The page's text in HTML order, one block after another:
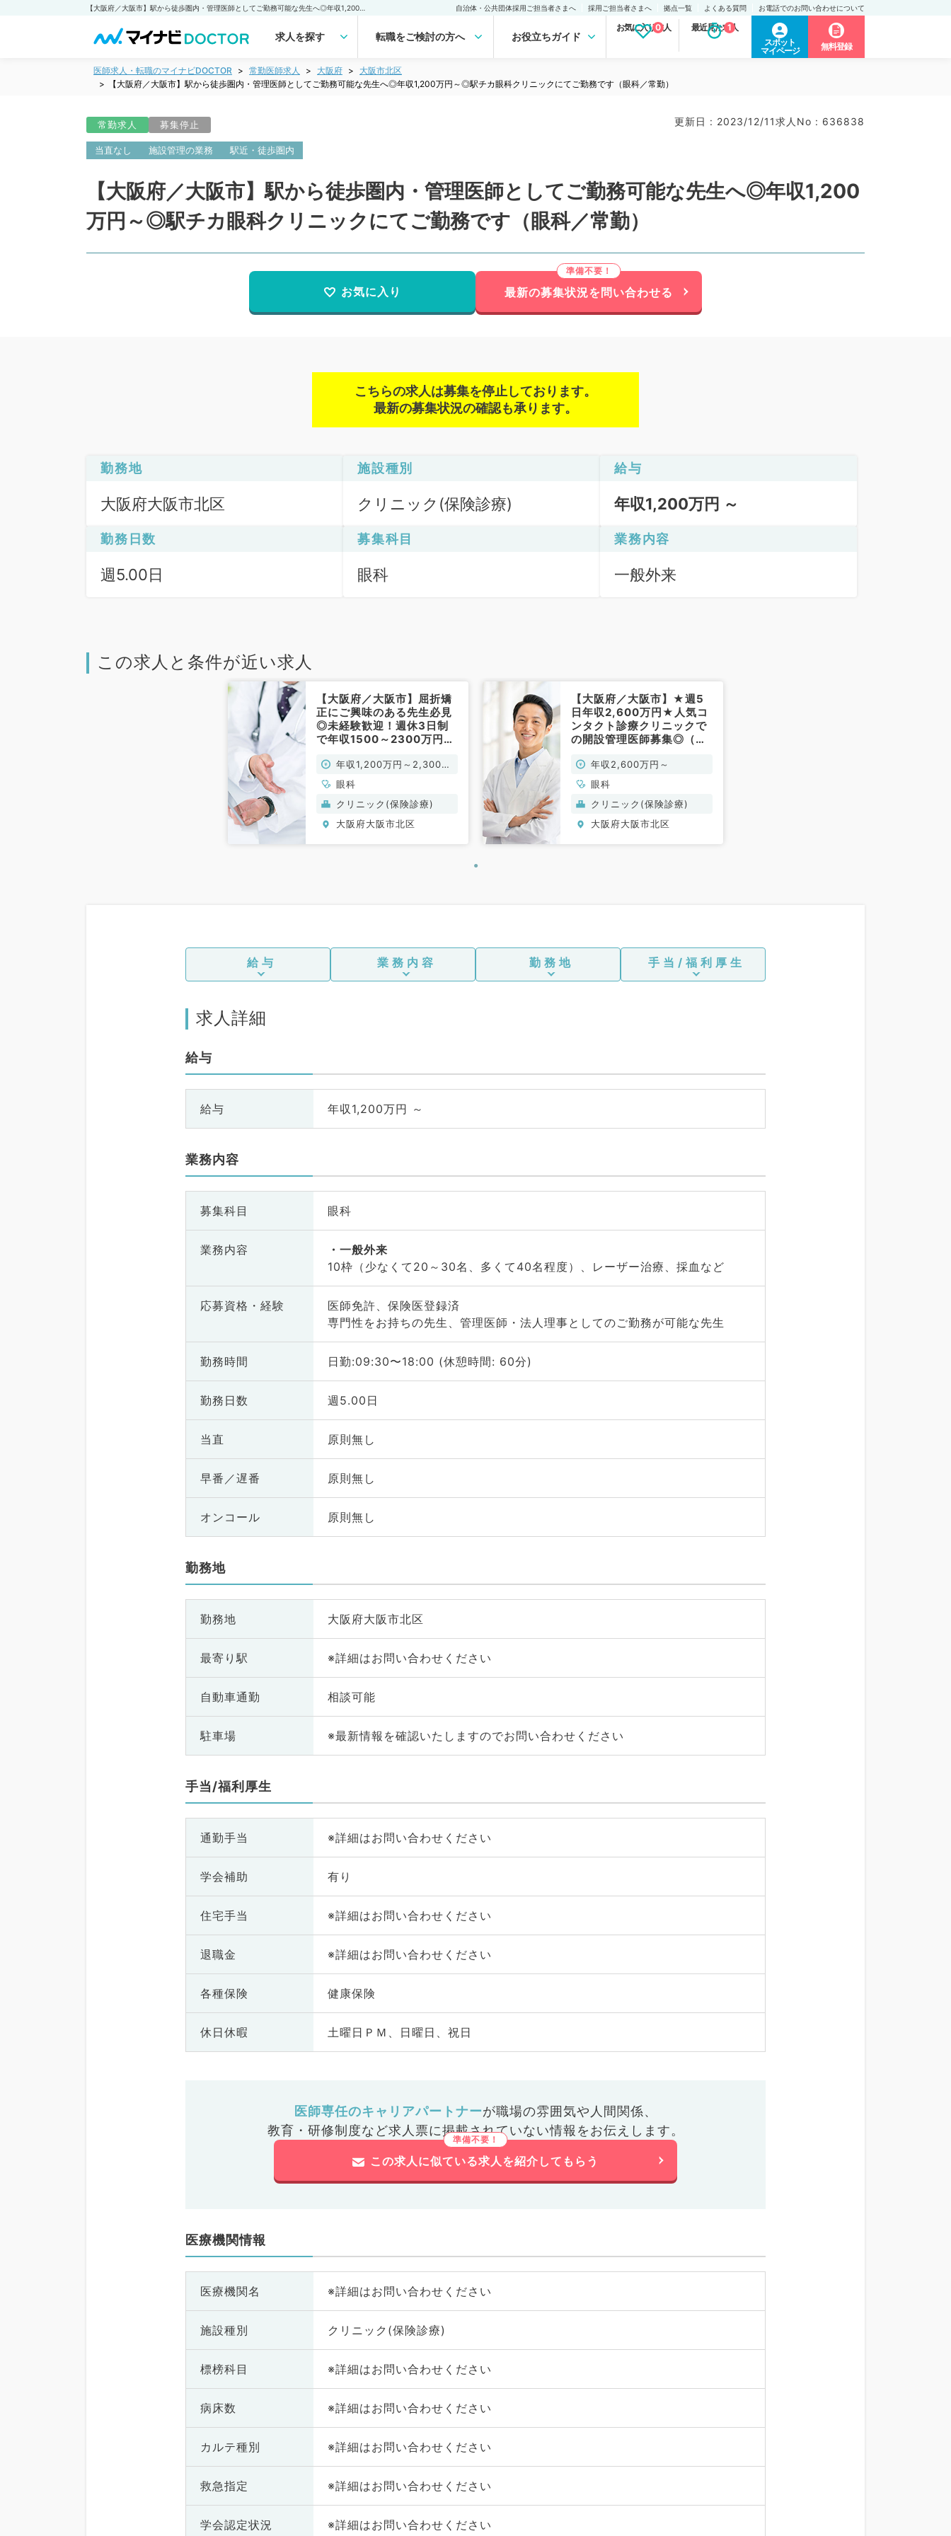
自治体・公共団体採用ご担当者さまへ 採用ご担当者さまへ 拠点一覧 よくある質問 お電話でのお問い合わせについて
求人を探す 転職をご検討の方へ お役立ちガイド
お気に入り求人
0 最近見た求人
1
スポット
マイページ
無料登録
医師求人・転職のマイナビDOCTOR 常勤医師求人 大阪府
大阪市北区
【大阪府／大阪市】駅から徒歩圏内・管理医師としてご勤務可能な先生へ◎年収1,200万円～◎駅チカ眼科クリニックにてご勤務です（眼科／常勤）
常勤求人 募集停止 更新日 : 2023/12/11求人No : 636838
当直なし 施設管理の業務 駅近・徒歩圏内
【大阪府／大阪市】駅から徒歩圏内・管理医師としてご勤務可能な先生へ◎年収1,200
万円～◎駅チカ眼科クリニックにてご勤務です（眼科／常勤）
お気に入り 最新の募集状況を問い合わせる
こちらの求人は募集を停止しております。
最新の募集状況の確認も承ります。
勤務地
大阪府大阪市北区
施設種別
クリニック(保険診療)
給与
年収1,200万円 ～
勤務日数
週5.00日
募集科目
眼科
業務内容
一般外来
この求人と条件が近い求人
【大阪府／大阪市】屈折矯
正にご興味のある先生必見
◎未経験歓迎！週休3日制
で年収1500～2300万円★
のご案内♪（眼科／常勤）
年収1,200万円～2,300万
円
眼科
クリニック(保険診療)
大阪府大阪市北区
【大阪府／大阪市】★週5
日年収2,600万円★人気コ
ンタクト診療クリニックで
の開設管理医師募集◎（科
年収2,600万円～
眼科
クリニック(保険診療)
大阪府大阪市北区
給与 業務内容 勤務地 手当/福利厚生
求人詳細
給与
給与 年収1,200万円 ～
業務内容
募集科目 眼科
業務内容
一般外来
10枠（少なくて20～30名、多くて40名程度）、レーザー治療、採血など
応募資格・ 経験
医師免許、保険医登録済
専門性をお持ちの先生、管理医師・法人理事としてのご勤務が可能な先生
勤務時間 日勤:09:30〜18:00 (休憩時間: 60分)
勤務日数 週5.00日
当直 原則無し
早番／遅番 原則無し
オンコール 原則無し
勤務地
勤務地 大阪府大阪市北区
最寄り駅 ※詳細はお問い合わせください
自動車通勤 相談可能
駐車場 ※最新情報を確認いたしますのでお問い合わせください
手当/福利厚生
通勤手当 ※詳細はお問い合わせください
学会補助 有り
住宅手当 ※詳細はお問い合わせください
退職金 ※詳細はお問い合わせください
各種保険 健康保険
休日休暇 土曜日ＰＭ、日曜日、祝日
医師専任のキャリアパートナーが職場の雰囲気や人間関係、
教育・研修制度など求人票に掲載されていない情報をお伝えします。
この求人に似ている求人を紹介してもらう
医療機関情報
医療機関名 ※詳細はお問い合わせください
施設種別 クリニック(保険診療)
標榜科目 ※詳細はお問い合わせください
病床数 ※詳細はお問い合わせください
カルテ種別 ※詳細はお問い合わせください
救急指定 ※詳細はお問い合わせください
学会認定状況 ※詳細はお問い合わせください